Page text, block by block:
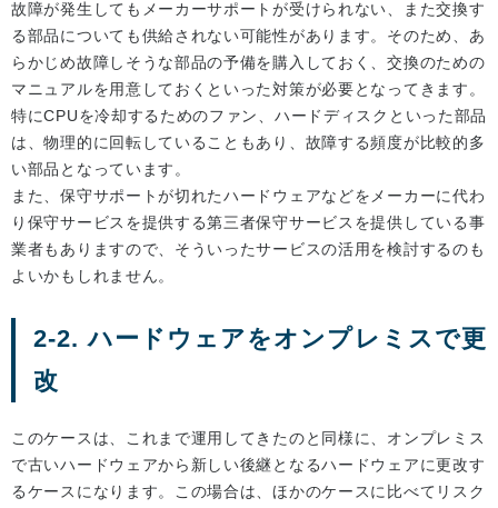
故障が発生してもメーカーサポートが受けられない、また交換す
る部品についても供給されない可能性があります。そのため、あ
らかじめ故障しそうな部品の予備を購入しておく、交換のための
マニュアルを用意しておくといった対策が必要となってきます。
特にCPUを冷却するためのファン、ハードディスクといった部品
は、物理的に回転していることもあり、故障する頻度が比較的多
い部品となっています。
また、保守サポートが切れたハードウェアなどをメーカーに代わ
り保守サービスを提供する第三者保守サービスを提供している事
業者もありますので、そういったサービスの活用を検討するのも
よいかもしれません。
2-2. ハードウェアをオンプレミスで更
改
このケースは、これまで運用してきたのと同様に、オンプレミス
で古いハードウェアから新しい後継となるハードウェアに更改す
るケースになります。この場合は、ほかのケースに比べてリスク